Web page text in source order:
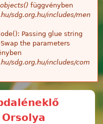
függvényben
sdg.org.hu/includes/men
Passing glue string
the parameters
sdg.org.hu/includes/com